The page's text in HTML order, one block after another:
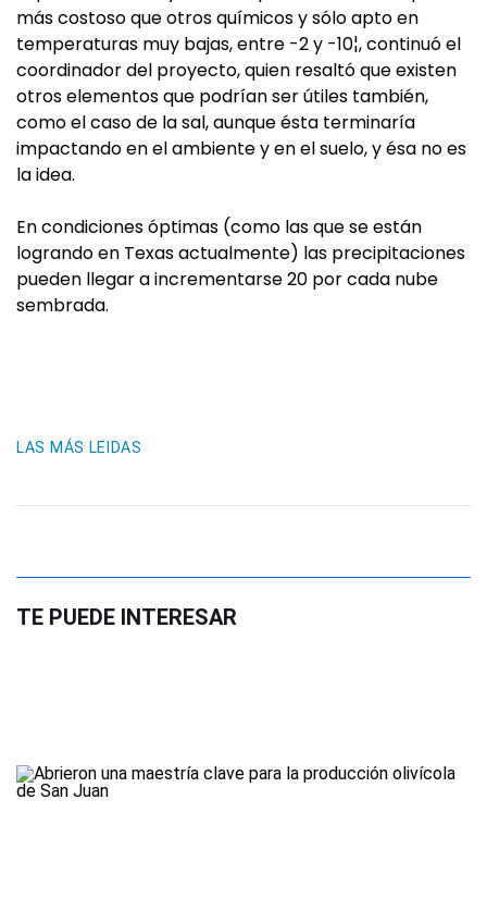
más costoso que otros químicos y sólo apto en
temperaturas muy bajas, entre -2 y -10¦, continuó el
coordinador del proyecto, quien resaltó que existen
otros elementos que podrían ser útiles también,
como el caso de la sal, aunque ésta terminaría
impactando en el ambiente y en el suelo, y ésa no es
la idea.
En condiciones óptimas (como las que se están
logrando en Texas actualmente) las precipitaciones
pueden llegar a incrementarse 20 por cada nube
sembrada.
LAS MÁS LEIDAS
TE PUEDE INTERESAR